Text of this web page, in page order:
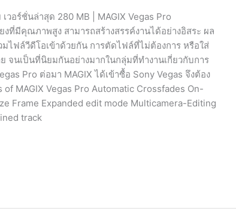
วอร์ชั่นล่าสุด 280 MB | MAGIX Vegas Pro
ที่มีคุณภาพสูง สามารถสร้างสรรค์งานได้อย่างอิสระ ผล
ไฟล์วีดีโอเข้าด้วยกัน การตัดไฟล์ที่ไม่ต้องการ หรือใส่
จนเป็นที่นิยมกันอย่างมากในกลุ่มที่ทำงานเกี่ยวกับการ
Pro ต่อมา MAGIX ได้เข้าซื้อ Sony Vegas จึงต้อง
of MAGIX Vegas Pro Automatic Crossfades On-
Frame Expanded edit mode Multicamera-Editing
track